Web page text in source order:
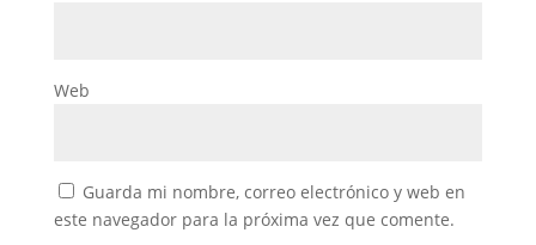
Web
Guarda mi nombre, correo electrónico y web en
este navegador para la próxima vez que comente.